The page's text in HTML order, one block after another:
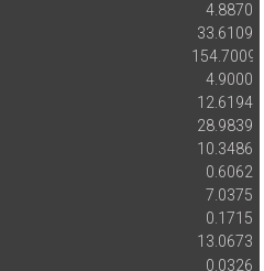
4.8870
33.6109
154.7009
4.9000
12.6194
28.9839
10.3486
0.6062
7.0375
0.1715
13.0673
0.0326